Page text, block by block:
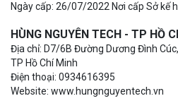
Ngày cấp: 26/07/2022 Nơi cấp Sở kế
HÙNG NGUYÊN TECH - TP HỒ
Địa chỉ: D7/6B Đường Dương Đình
TP Hồ Chí Minh
Điện thoại: 0934616395
Website: www.hungnguyentech.vn